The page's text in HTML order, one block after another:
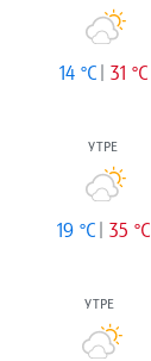
14 °C 31 °C
УТРЕ
19 °C 35 °C
УТРЕ